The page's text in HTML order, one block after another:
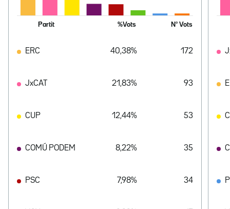
Partit %Vots Nº Vots
ERC 40,38% 172
JxCAT 21,83% 93
CUP 12,44% 53
COMÚ PODEM 8,22% 35
PSC 7,98% 34